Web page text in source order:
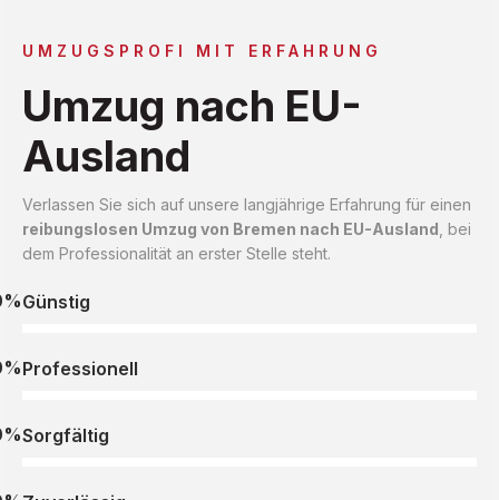
UMZUGSPROFI MIT ERFAHRUNG
Umzug nach EU-
Ausland
Verlassen Sie sich auf unsere langjährige Erfahrung für einen
reibungslosen Umzug von Bremen nach EU-Ausland , bei
dem Professionalität an erster Stelle steht.
Günstig
Professionell
Sorgfältig